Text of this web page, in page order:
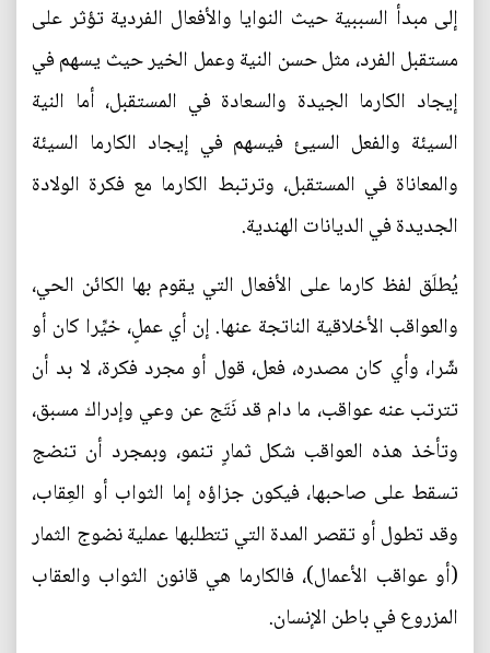
إلى مبدأ السببية حيث النوايا والأفعال الفردية تؤثر على
مستقبل الفرد، مثل حسن النية وعمل الخير حيث يسهم في
إيجاد الكارما الجيدة والسعادة في المستقبل، أما النية
السيئة والفعل السيئ فيسهم في إيجاد الكارما السيئة
والمعاناة في المستقبل، وترتبط الكارما مع فكرة الولادة
الجديدة في الديانات الهندية.
يُطلَق لفظ كارما على الأفعال التي يقوم بها الكائن الحي،
والعواقب الأخلاقية الناتجة عنها. إن أي عملٍ، خيِّرا كان أو
شّرا، وأي كان مصدره، فعل، قول أو مجرد فكرة، لا بد أن
تترتب عنه عواقب، ما دام قد نَتَج عن وعي وإدراك مسبق،
وتأخذ هذه العواقب شكل ثمارٍ تنمو، وبمجرد أن تنضج
تسقط على صاحبها، فيكون جزاؤه إما الثواب أو العِقاب،
وقد تطول أو تقصر المدة التي تتطلبها عملية نضوج الثمار
(أو عواقب الأعمال)، فالكارما هي قانون الثواب والعقاب
المزروع في باطن الإنسان.